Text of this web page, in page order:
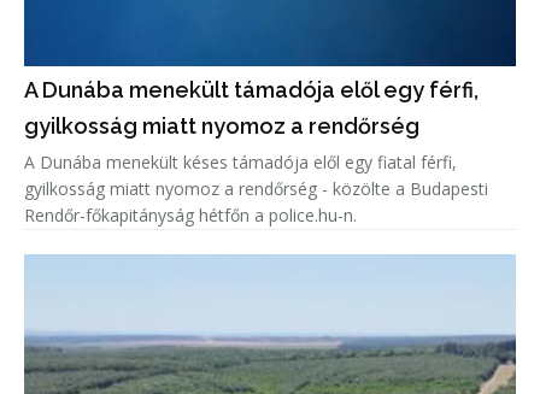
A Dunába menekült támadója elől egy férfi,
gyilkosság miatt nyomoz a rendőrség
A Dunába menekült késes támadója elől egy fiatal férfi,
gyilkosság miatt nyomoz a rendőrség - közölte a Budapesti
Rendőr-főkapitányság hétfőn a police.hu-n.